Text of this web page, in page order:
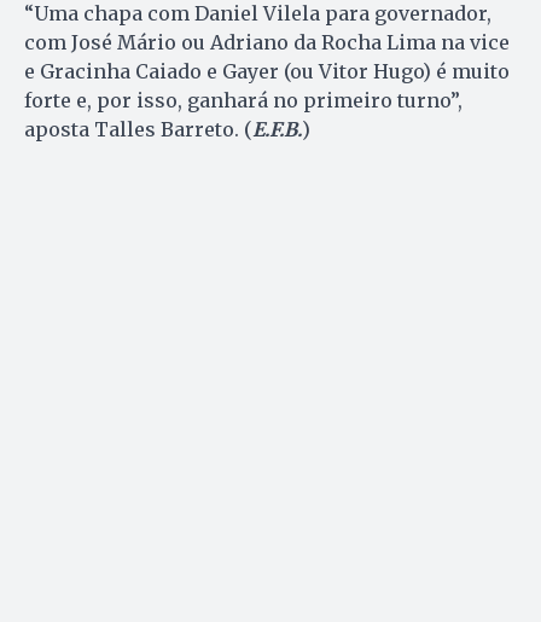
“Uma chapa com Daniel Vilela para governador,
com José Mário ou Adriano da Rocha Lima na vice
e Gracinha Caiado e Gayer (ou Vitor Hugo) é muito
forte e, por isso, ganhará no primeiro turno”,
aposta Talles Barreto. (E.F.B.)